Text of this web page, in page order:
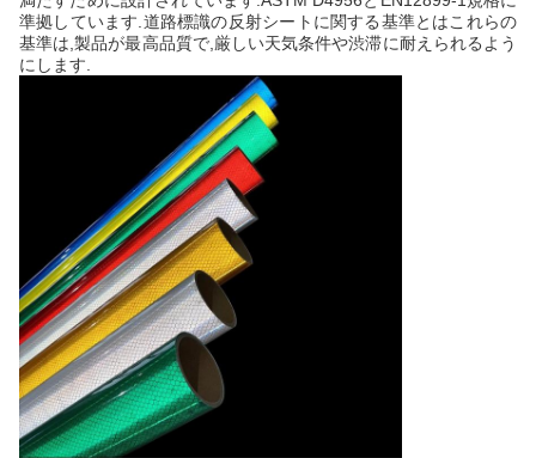
準拠しています.道路標識の反射シートに関する基準とはこれらの
基準は,製品が最高品質で,厳しい天気条件や渋滞に耐えられるよう
にします.